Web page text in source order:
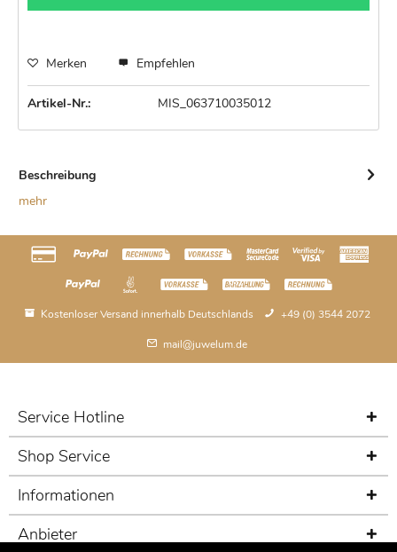
Merken Empfehlen
Artikel-Nr.: MIS_063710035012
Beschreibung
mehr
Kostenloser Versand innerhalb Deutschlands +49 (0) 3544 2072
mail@juwelum.de
Service Hotline
Shop Service
Informationen
Anbieter